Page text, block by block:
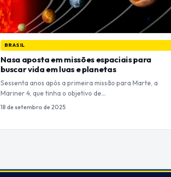
BRASIL
Nasa aposta em missões espaciais para
buscar vida em luas e planetas
Sessenta anos após a primeira missão para Marte, a
Mariner 4, que tinha o objetivo de…
18 de setembro de 2025